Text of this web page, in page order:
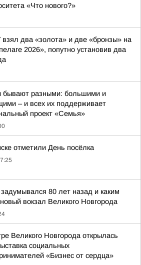
«Что нового?»
два «золота» и две «бронзы» на
2026», попутно установив два
бывают разными: большими и
– и всех их поддерживает
проект «Семья»
отметили День посёлка
80 лет назад и каким
вокзал Великого Новгорода
Великого Новгорода открылась
социальных
«Бизнес от сердца»